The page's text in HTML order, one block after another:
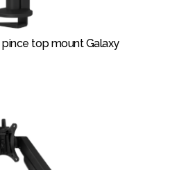
pince top mount Galaxy